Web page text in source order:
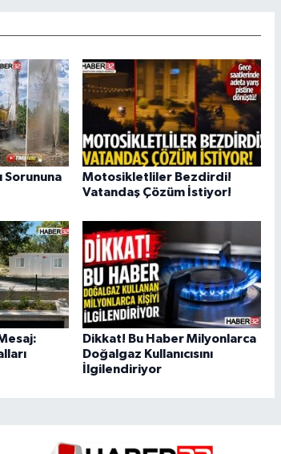
Sorununa
Motosikletliler Bezdirdi!
Vatandaş Çözüm İstiyor!
Dikkat! Bu Haber Milyonlarca
Doğalgaz Kullanıcısını
İlgilendiriyor